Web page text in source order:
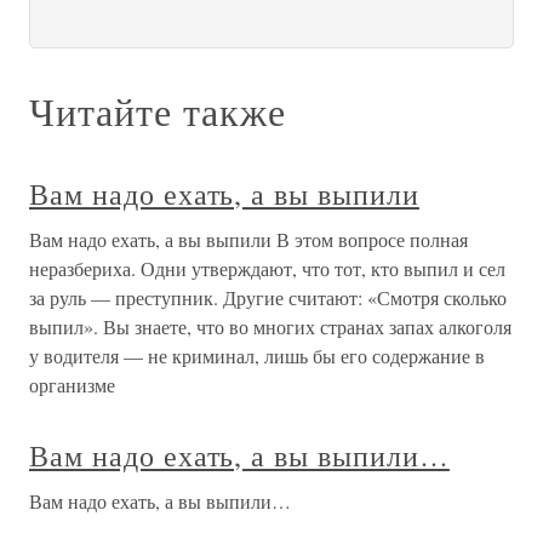
Читайте также
Вам надо ехать, а вы выпили
Вам надо ехать, а вы выпили В этом вопросе полная
неразбериха. Одни утверждают, что тот, кто выпил и сел
за руль — преступник. Другие считают: «Смотря сколько
выпил». Вы знаете, что во многих странах запах алкоголя
у водителя — не криминал, лишь бы его содержание в
организме
Вам надо ехать, а вы выпили…
Вам надо ехать, а вы выпили…